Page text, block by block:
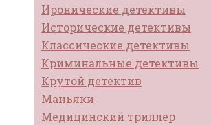
Иронические детективы
Исторические детективы
Классические детективы
Криминальные детективы
Крутой детектив
Маньяки
Медицинский триллер